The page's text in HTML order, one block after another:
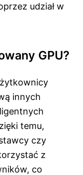
udział w
GPU?
innych
temu,
czy
z
co